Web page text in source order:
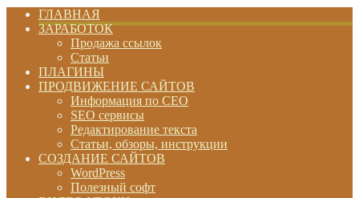
ГЛАВНАЯ
ЗАРАБОТОК
Продажа ссылок
Статьи
ПЛАГИНЫ
ПРОДВИЖЕНИЕ САЙТОВ
Информация по СЕО
SEO сервисы
Редактирование текста
Статьи, обзоры, инструкции
СОЗДАНИЕ САЙТОВ
WordPress
Полезный софт